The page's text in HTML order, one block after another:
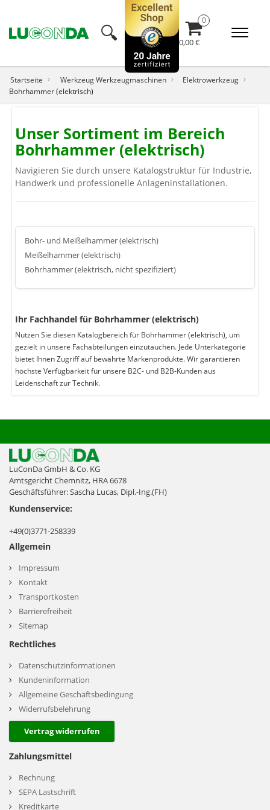
🔍︎ 0,00 €
Startseite Werkzeug Werkzeugmaschinen
Elektrowerkzeug
Bohrhammer (elektrisch)
Unser Sortiment im Bereich
Bohrhammer (elektrisch)
Navigieren Sie durch unsere Katalogstruktur für Industrie,
Handwerk und professionelle Anlageninstallationen.
Bohr- und Meißelhammer (elektrisch)
Meißelhammer (elektrisch)
Bohrhammer (elektrisch, nicht spezifiziert)
Ihr Fachhandel für Bohrhammer (elektrisch)
Nutzen Sie diesen Katalogbereich für Bohrhammer (elektrisch), um
gezielt in unsere Fachabteilungen einzutauchen. Jede Unterkategorie
bietet Ihnen Zugriff auf bewährte Markenprodukte. Wir garantieren
höchste Verfügbarkeit für unsere B2C- und B2B-Kunden aus
Leidenschaft zur Technik.
LuConDa GmbH & Co. KG
Amtsgericht Chemnitz, HRA 6678
Geschäftsführer: Sascha Lucas, Dipl.-Ing.(FH)
Kundenservice:
+49(0)3771-258339
Allgemein
Impressum
Kontakt
Transportkosten
Barrierefreiheit
Sitemap
Rechtliches
Datenschutzinformationen
Kundeninformation
Allgemeine Geschäftsbedingung
Widerrufsbelehrung
Vertrag widerrufen
Zahlungsmittel
Rechnung
SEPA Lastschrift
Kreditkarte